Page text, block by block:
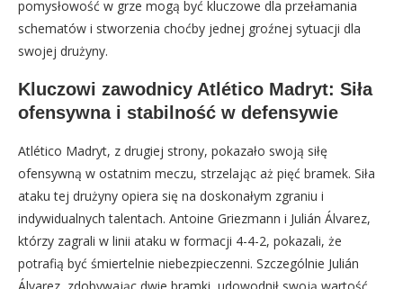
pomysłowość w grze mogą być kluczowe dla przełamania
schematów i stworzenia choćby jednej groźnej sytuacji dla
swojej drużyny.
Kluczowi zawodnicy Atlético Madryt: Siła
ofensywna i stabilność w defensywie
Atlético Madryt, z drugiej strony, pokazało swoją siłę
ofensywną w ostatnim meczu, strzelając aż pięć bramek. Siła
ataku tej drużyny opiera się na doskonałym zgraniu i
indywidualnych talentach. Antoine Griezmann i Julián Álvarez,
którzy zagrali w linii ataku w formacji 4-4-2, pokazali, że
potrafią być śmiertelnie niebezpieczenni. Szczególnie Julián